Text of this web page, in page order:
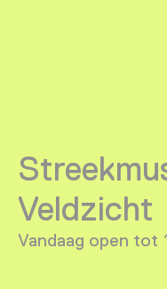
Veldzicht
Vandaag open tot